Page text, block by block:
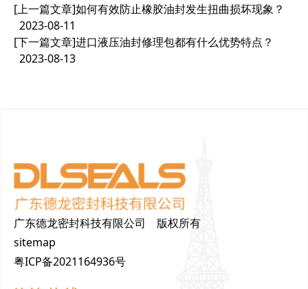
[上一篇文章]如何有效防止橡胶油封发生扭曲损坏现象？
2023-08-11
[下一篇文章]进口液压油封修理包都有什么优势特点？
2023-08-13
广东德龙密封科技有限公司 版权所有
sitemap
粤ICP备2021164936号